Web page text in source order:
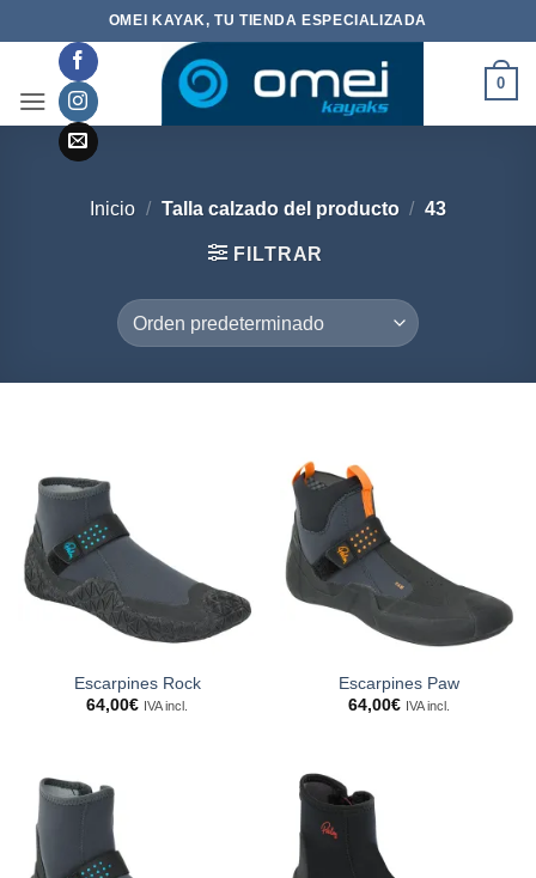
al
contenido
OMEI KAYAK, TU TIENDA ESPECIALIZADA
0
Inicio / Talla calzado del producto / 43
FILTRAR
Escarpines Rock
64,00€ IVA incl.
Escarpines Paw
64,00€ IVA incl.